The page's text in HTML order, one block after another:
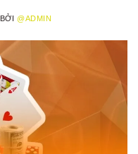
BỞI@ADMIN